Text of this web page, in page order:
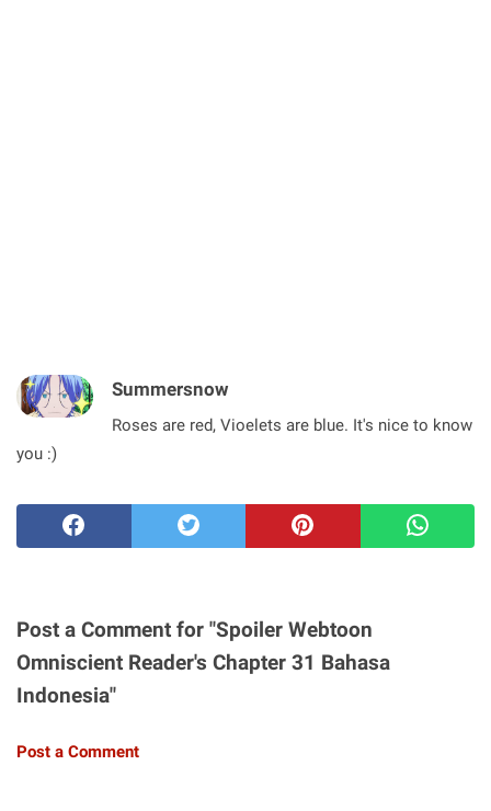
Summersnow
Roses are red, Vioelets are blue. It's nice to know
you :)
Post a Comment for "Spoiler Webtoon
Omniscient Reader's Chapter 31 Bahasa
Indonesia"
Post a Comment